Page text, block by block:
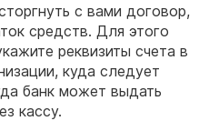
с вами договор,
средств. Для этого
реквизиты счета в
куда следует
банк может выдать
кассу.